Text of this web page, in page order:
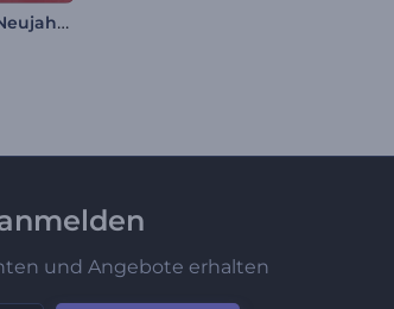
Chinesisches Neujahrsfest
und Angebote erhalten